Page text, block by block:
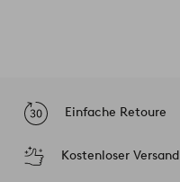
Einfache Retoure
Kostenloser Versand